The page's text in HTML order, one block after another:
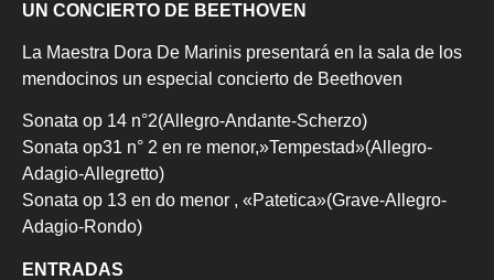
UN CONCIERTO DE BEETHOVEN
La Maestra Dora De Marinis presentará en la sala de los
mendocinos un especial concierto de Beethoven
Sonata op 14 n°2(Allegro-Andante-Scherzo)
Sonata op31 n° 2 en re menor,»Tempestad»(Allegro-
Adagio-Allegretto)
Sonata op 13 en do menor , «Patetica»(Grave-Allegro-
Adagio-Rondo)
ENTRADAS